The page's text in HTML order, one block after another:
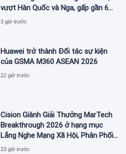
vượt Hàn Quốc và Nga, gấp gần 6
lần Ấn Độ
3 giờ trước
Huawei trở thành Đối tác sự kiện
của GSMA M360 ASEAN 2026
22 giờ trước
Cision Giành Giải Thưởng MarTech
Breakthrough 2026 ở hạng mục
Lắng Nghe Mạng Xã Hội, Phân Phối
Thông Cáo Báo Chí và Tối Ưu Hóa
23 giờ trước